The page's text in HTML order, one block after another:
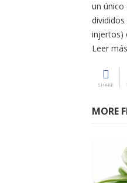
un único
injertos)
Leer
SHARE
MORE